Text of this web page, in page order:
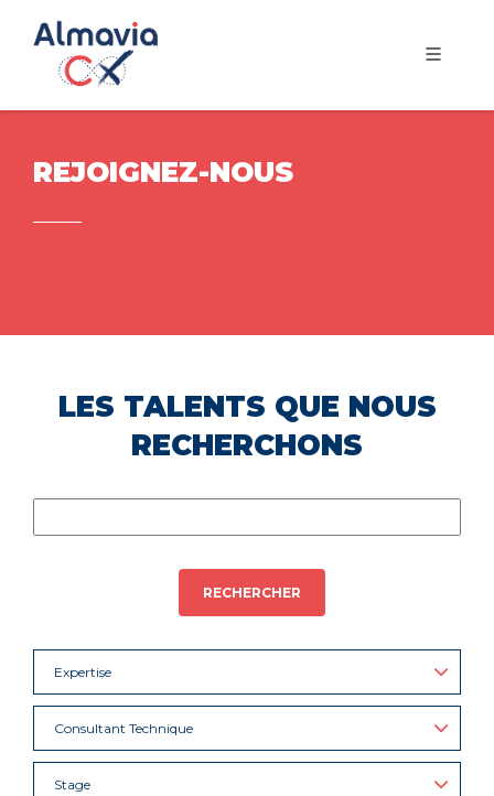
REJOIGNEZ-NOUS
LES TALENTS QUE NOUS
RECHERCHONS
RECHERCHER
Expertise
Consultant Technique
Stage